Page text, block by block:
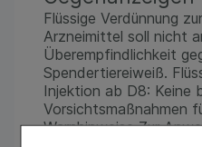
Flüssige Verdünnung
Arzneimittel soll nicht
Überempfindlichkeit
Spendertiereiweiß.
Injektion ab D8: Keine
Vorsichtsmaßnahmen
Warnhinweise Zur